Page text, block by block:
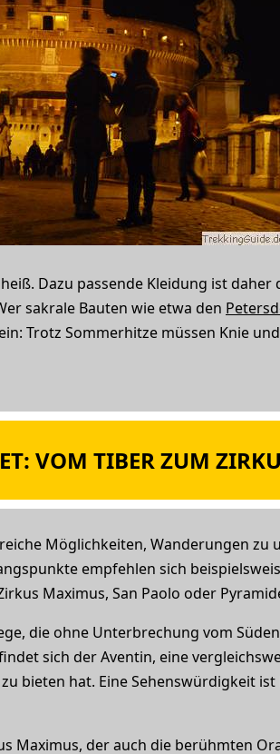
Dazu passende Kleidung ist
sakrale Bauten wie etwa den
Trotz Sommerhitze müssen Knie
VOM TIBER ZUM
Möglichkeiten, Wanderungen zu
empfehlen sich
Maximus, San Paolo oder
die ohne Unterbrechung vom
sich der Aventin, eine
bieten hat. Eine Sehenswürdigkeit
Maximus, der auch die berühmten